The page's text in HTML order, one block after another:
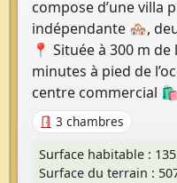
compose d’une villa
indépendante 🏘️,
📍 Située à 300 m
minutes à pied de
centre commercial
3 chambres
Surface habitable :
Surface du terrain :